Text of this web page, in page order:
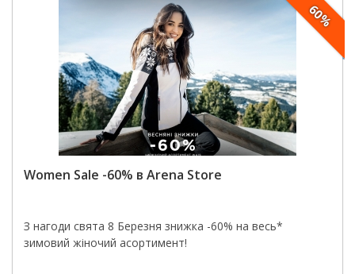
60%
Women Sale -60% в Arena Store
З нагоди свята 8 Березня знижка -60% на весь*
зимовий жіночий асортимент!